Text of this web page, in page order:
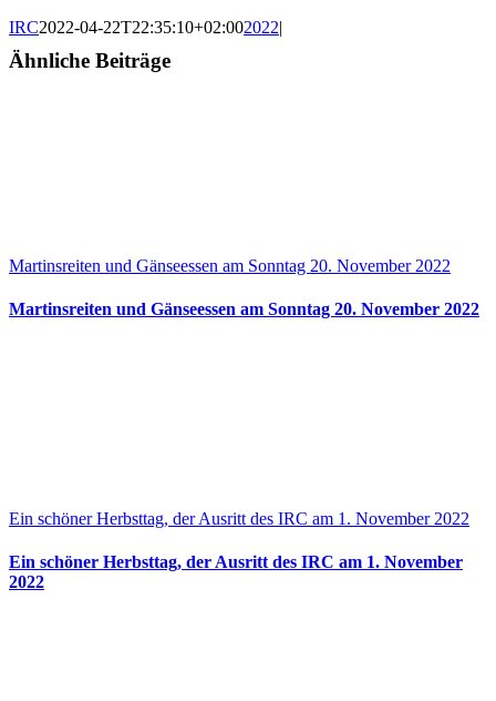
IRC2022-04-22T22:35:10+02:002022|
Ähnliche Beiträge
Martinsreiten und Gänseessen am Sonntag 20. November 2022
Martinsreiten und Gänseessen am Sonntag 20. November 2022
Ein schöner Herbsttag, der Ausritt des IRC am 1. November 2022
Ein schöner Herbsttag, der Ausritt des IRC am 1. November
2022